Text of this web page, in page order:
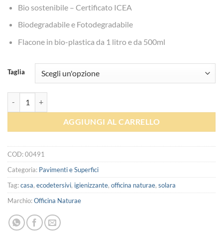
Bio sostenibile – Certificato ICEA
Biodegradabile e Fotodegradabile
Flacone in bio-plastica da 1 litro e da 500ml
Taglia
AGGIUNGI AL CARRELLO
COD:00491
Categoria: Pavimenti e Superfici
Tag:casa, ecodetersivi, igienizzante, officina naturae, solara
Marchio:Officina Naturae